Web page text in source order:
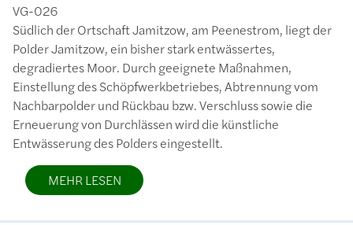
VG-026
Südlich der Ortschaft Jamitzow, am Peenestrom, liegt der
Polder Jamitzow, ein bisher stark entwässertes,
degradiertes Moor. Durch geeignete Maßnahmen,
Einstellung des Schöpfwerkbetriebes, Abtrennung vom
Nachbarpolder und Rückbau bzw. Verschluss sowie die
Erneuerung von Durchlässen wird die künstliche
Entwässerung des Polders eingestellt.
MEHR LESEN